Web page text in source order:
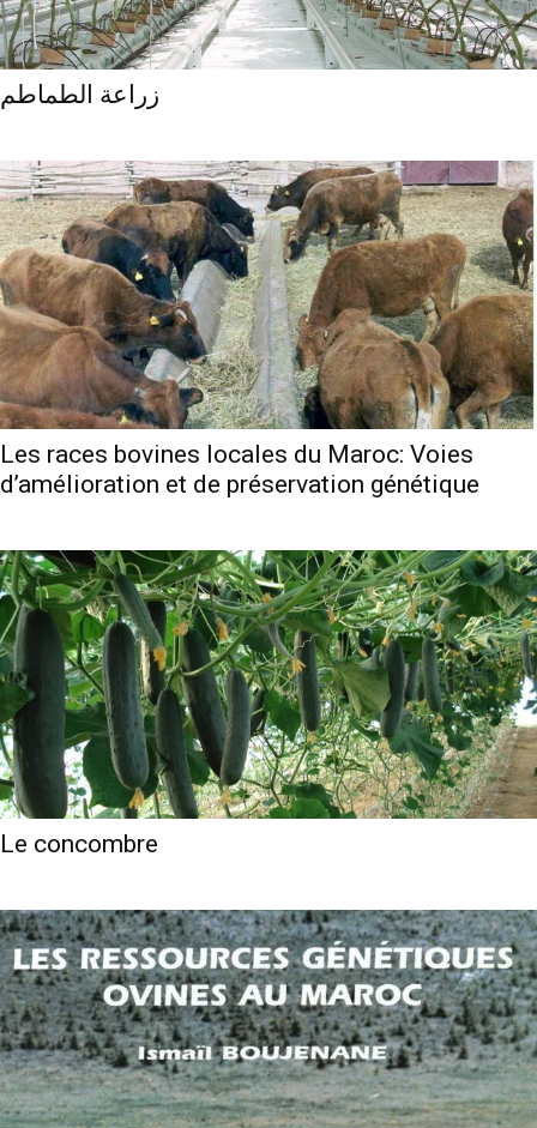
زراعة الطماطم
Les races bovines locales du Maroc: Voies
d’amélioration et de préservation génétique
Le concombre